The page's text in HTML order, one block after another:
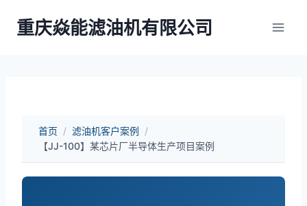
重庆焱能滤油机有限公司
首页 / 滤油机客户案例 /
【JJ-100】某芯片厂半导体生产项目案例